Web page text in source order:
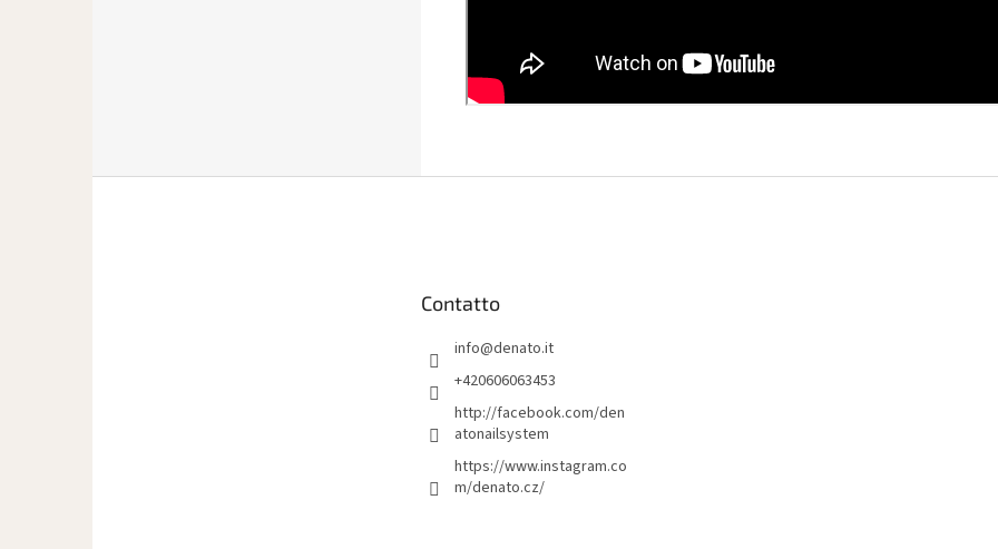
Contatto
info@denato.it
+420606063453
http://facebook.com/den
atonailsystem
https://www.instagram.co
m/denato.cz/